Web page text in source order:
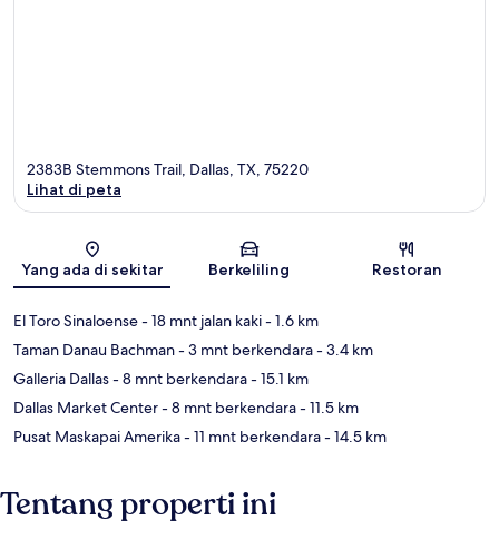
Peta
2383B Stemmons Trail, Dallas, TX, 75220
Lihat di peta
Yang ada di sekitar Berkeliling Restoran
El Toro Sinaloense- 18 mnt jalan kaki- 1.6 km
Taman Danau Bachman- 3 mnt berkendara- 3.4 km
Galleria Dallas- 8 mnt berkendara- 15.1 km
Dallas Market Center- 8 mnt berkendara- 11.5 km
Pusat Maskapai Amerika- 11 mnt berkendara- 14.5 km
Tentang properti ini